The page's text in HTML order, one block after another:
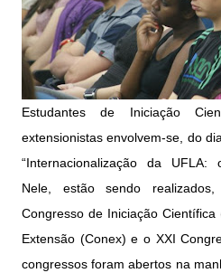
Estudantes de Iniciação
extensionistas envolvem-se, do
“Internacionalização da UFLA:
Nele, estão sendo
Congresso de Iniciação
Extensão (Conex) e o XXI
congressos foram abertos na